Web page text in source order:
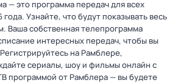
— это программа передач для всех
года. Узнайте, что будут показывать весь
Ваша собственная телепрограмма
интересных передач, чтобы вы
на Рамблере,
сериалы, шоу и фильмы онлайн с
программой от Рамблера — вы будете